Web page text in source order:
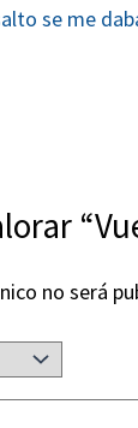
se me
no será